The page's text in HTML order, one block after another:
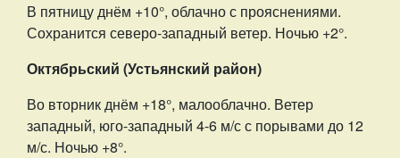
В пятницу днём +10°, облачно с прояснениями.
Сохранится северо-западный ветер. Ночью +2°.
Октябрьский (Устьянский район)
Во вторник днём +18°, малооблачно. Ветер
западный, юго-западный 4-6 м/с с порывами до 12
м/с. Ночью +8°.